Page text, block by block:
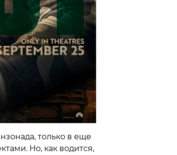
только в еще
Но, как водится,